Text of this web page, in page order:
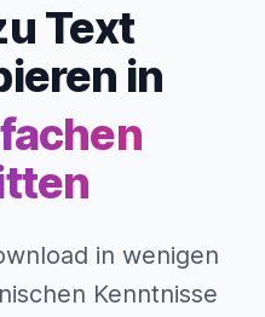
Text
in
in wenigen
Kenntnisse